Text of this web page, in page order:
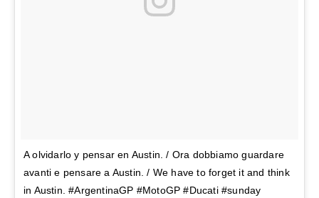
A olvidarlo y pensar en Austin. / Ora dobbiamo guardare
avanti e pensare a Austin. / We have to forget it and think
in Austin. #ArgentinaGP #MotoGP #Ducati #sunday